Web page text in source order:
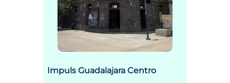
Impuls Guadalajara Centro